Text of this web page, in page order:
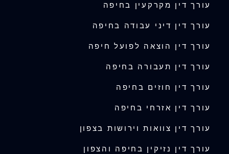
עורך דין מקרקעין בחיפה
עורך דין דיני עבודה בחיפה
עורך דין הוצאה לפועל חיפה
עורך דין תעבורה בחיפה
עורך דין חוזים בחיפה
עורך דין אזרחי בחיפה
עורך דין צוואות וירושות בצפון
עורך דין נזיקין בחיפה והצפון